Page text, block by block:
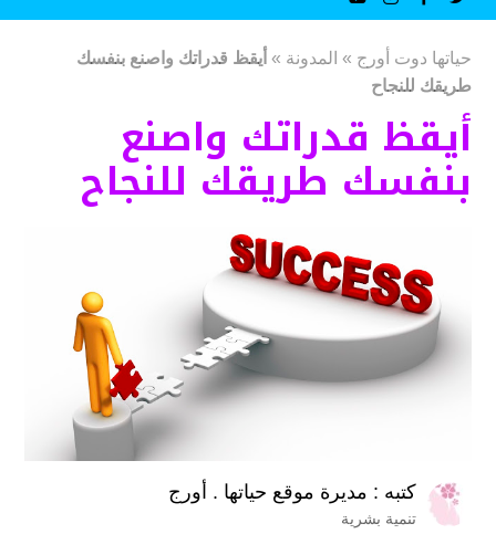
حياتها دوت أورج » المدونة » أيقظ قدراتك واصنع بنفسك
طريقك للنجاح
أيقظ قدراتك واصنع
بنفسك طريقك للنجاح
كتبه : مديرة موقع حياتها . أورج
تنمية بشرية